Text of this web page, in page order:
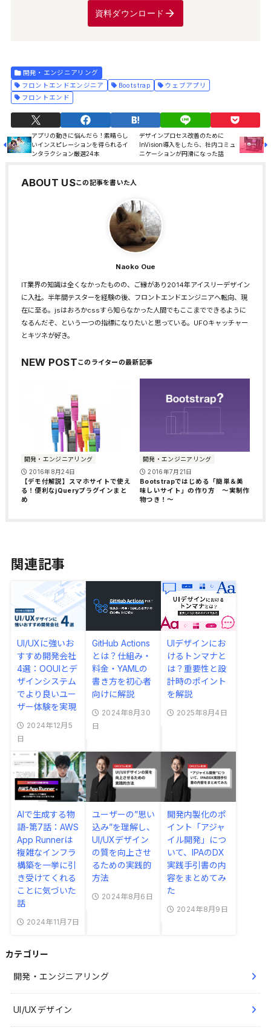
資料ダウンロード
開発・エンジニアリング
フロントエンドエンジニア
Bootstrap
ウェブアプリ
フロントエンド
アプリの動きに悩んだら！素晴らし
いインスピレーションを得られるイ
ンタラクション厳選24本
デザインプロセス改善のために
InVision導入をしたら、社内コミュ
ニケーションが円滑になった話
ABOUT US
Naoko Oue
IT業界の知識は全くなかったものの、ご縁があり2014年アイスリーデザイン
に入社。半年間テスターを経験の後、フロントエンドエンジニアへ転向、現
在に至る。jsはおろかcssすら知らなかった人間でもここまでできるように
なるんだぞ、という一つの指標になりたいと思っている。UFOキャッチャー
とキツネが好き。
NEW POST
開発・エンジニアリング
2016年8月24日
【デモ付解説】スマホサイトで使え
る！便利なjQueryプラグインまと
め
開発・エンジニアリング
2016年7月21日
Bootstrapではじめる「簡単＆美
味しいサイト」の作り方 〜実制作
物つき！〜
関連記事
UI/UXに強いお
すすめ開発会社
4選：OOUIとデ
ザインシステム
でより良いユー
ザー体験を実現
2024年12月5
日
GitHub Actions
とは？仕組み・
料金・YAMLの
書き方を初心者
向けに解説
2024年8月30
日
UIデザインにお
けるトンマナと
は？重要性と設
計時のポイント
を解説
2025年8月4日
AIで生成する物
語-第7話：AWS
App Runnerは
複雑なインフラ
構築を一挙に引
き受けてくれる
ことに気づいた
話
2024年11月7日
ユーザーの”思い
込み”を理解し、
UI/UXデザイン
の質を向上させ
るための実践的
方法
2024年8月6日
開発内製化のポ
イント「アジャ
イル開発」につ
いて、IPAのDX
実践手引書の内
容をまとめてみ
た
2024年8月9日
カテゴリー
開発・エンジニアリング
UI/UXデザイン